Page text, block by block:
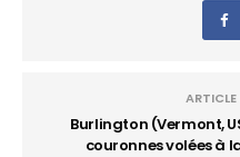
ARTICLE
Burlington (Vermont,
couronnes volées à